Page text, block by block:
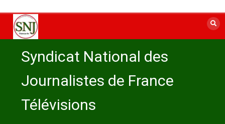
contenu
Syndicat National des
Journalistes de France
Télévisions